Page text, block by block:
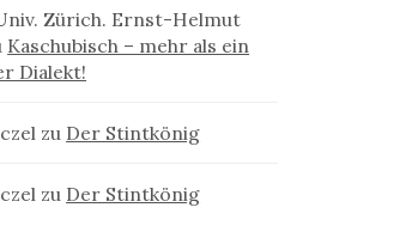
Zürich. Ernst-Helmut
Kaschubisch – mehr als ein
Dialekt!
zu Der Stintkönig
zu Der Stintkönig